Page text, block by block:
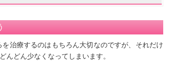
治療するのはもちろん大切なのですが、それだけ
どん少なくなってしまいます。